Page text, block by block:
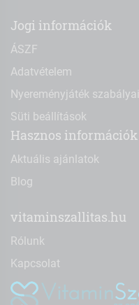
Jogi információk
ÁSZF
Adatvételem
Nyereményjáték szabályai
Süti beállítások
Hasznos információk
Aktuális ajánlatok
Blog
vitaminszallitas.hu
Rólunk
Kapcsolat